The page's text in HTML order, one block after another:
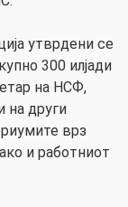
утврдени се
300 илјади
на НСФ,
на други
врз
и работниот